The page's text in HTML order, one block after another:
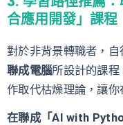
合應用開發」課程
對於非背景轉職者，自
聯成電腦所設計的課
作取代枯燥理論，讓你
在聯成「AI with